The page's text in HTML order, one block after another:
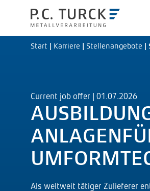
Start Karriere Stellenangebote
Current job offer | 01.07.2026
Als weltweit tätiger Zulieferer